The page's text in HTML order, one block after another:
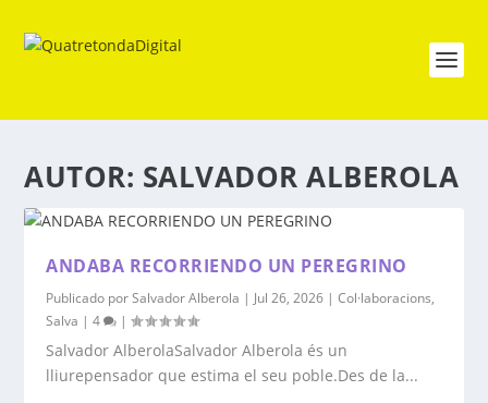
AUTOR: SALVADOR ALBEROLA
ANDABA RECORRIENDO UN PEREGRINO
Publicado porSalvador Alberola | Jul 26, 2026 |Col·laboracions,
Salva |4 |
Salvador AlberolaSalvador Alberola és un
lliurepensador que estima el seu poble.Des de la...